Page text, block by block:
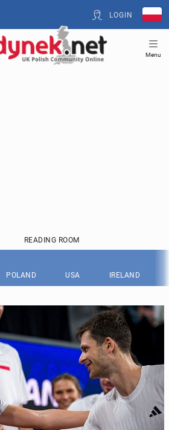
LOGIN
Menu
READING ROOM
POLAND USA IRELAND